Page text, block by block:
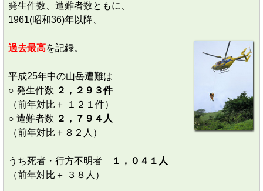
発生件数、遭難者数ともに、
1961(昭和36)年以降、
過去最高を記録。
平成25年中の山岳遭難は
○ 発生件数 ２，２９３件
（前年対比＋ １２１件）
○ 遭難者数 ２，７９４人
（前年対比＋８２人）
うち死者・行方不明者
１，０４１人
（前年対比＋ ３８人）